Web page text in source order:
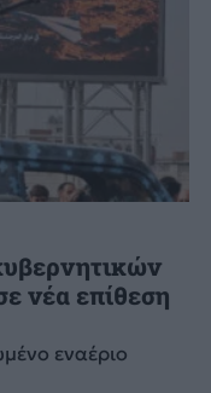
νέα επίθεση
εναέριο